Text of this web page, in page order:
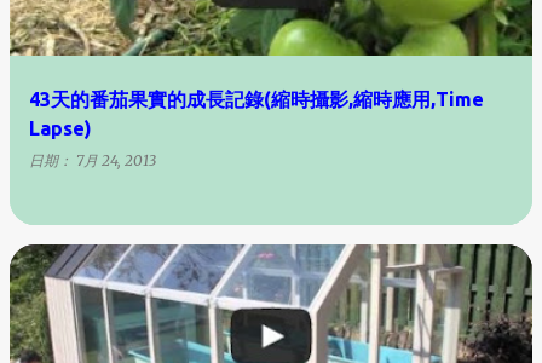
43天的番茄果實的成長記錄(縮時攝影,縮時應用,Time
Lapse)
日期： 7月 24, 2013